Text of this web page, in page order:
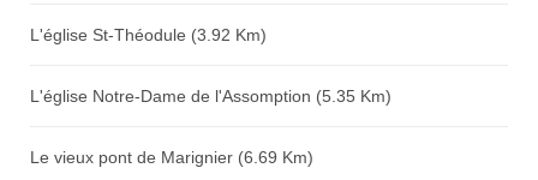
L'église St-Théodule (3.92 Km)
L'église Notre-Dame de l'Assomption (5.35 Km)
Le vieux pont de Marignier (6.69 Km)